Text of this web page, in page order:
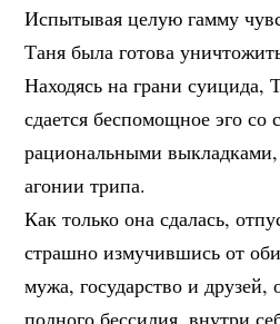
Испытывая целую гамму
Таня была готова
Находясь на грани суицида,
сдается беспомощное эго со
рациональными выкладками,
агонии трипа.
Как только она сдалась,
страшно измучившись от
мужа, государство и друзей,